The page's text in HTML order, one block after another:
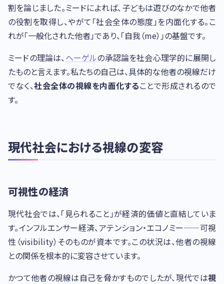
割を論じました。ミードによれば、子どもは遊びのなかで他者
の役割を取得し、やがて「社会全体の態度」を内面化する。こ
れが「一般化された他者」であり、「自我（me）」の基盤です。
ミードの理論は、ヘーゲルの承認論を社会心理学的に展開し
たものと言えます。私たちの自己は、具体的な他者の視線だけ
でなく、社会全体の視線を内面化することで形成されるので
す。
現代社会における視線の変容
可視性の経済
現代社会では、「見られること」が経済的価値と直結していま
す。インフルエンサー経済、アテンション・エコノミー——可視
性（visibility）そのものが資本です。この状況は、他者の視線
との関係を根本的に変容させています。
かつて他者の視線は自己を脅かすものでしたが、現代では視